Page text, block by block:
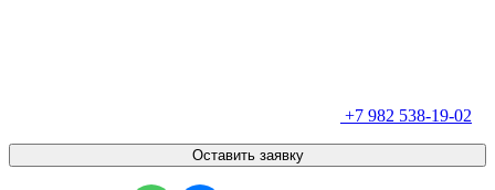
+7 982 538-19-02
Оставить заявку